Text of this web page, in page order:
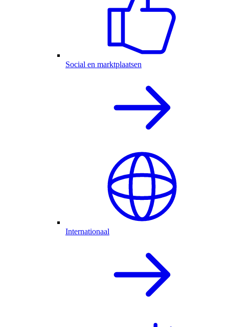
Social en marktplaatsen
Internationaal